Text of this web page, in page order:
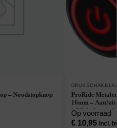
– Noodstopknop
ProRide
16mm – Aan/
LED Indicatie
Op voorraad
€10,95 Incl.